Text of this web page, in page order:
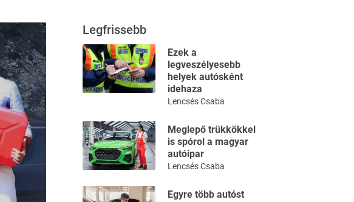
Legfrissebb
Ezek a
legveszélyesebb
helyek autósként
idehaza
Lencsés Csaba
Meglepő trükkökkel
is spórol a magyar
autóipar
Lencsés Csaba
Egyre több autóst